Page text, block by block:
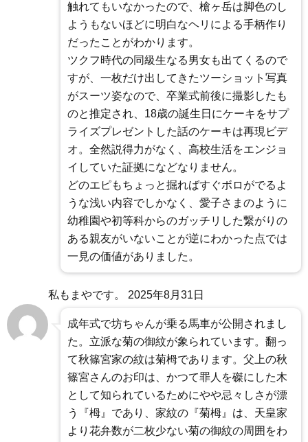
触れてもいなかったので、槍ヶ岳は脚色のし
ようもないほどに明白なヘリによる手柄作り
だったことがわかります。
ツクフ時代の同級生なる男女も出てくるので
すが、一枚だけ出してきたツーショット写真
がスーツ姿なので、卒業式前後に撮影したも
のと推定され、18歳の誕生日にケーキをサプ
ライズプレゼントした話のケーキは再現ビデ
オ。全然説得力がなく、高校生活をエンジョ
イしていた証拠になどなりません。
どのエピもちょっと掘ればすぐボロがでるよ
うな浅い内容でしかなく、愛子さまのように
幼稚園や初等科からのガッチリした繋がりの
ある親友がいないことが逆にわかった点では
一見の価値がありました。
私もまやです。 2025年8月31日
成年式で坊ちゃんが乗る馬車が公開されまし
た。立派な菊の御紋が象られています。翻っ
て秋篠宮家の紋は菊栂であります。父上の秋
篠宮さんのお印は、かつて罪人を磔にした木
として知られているためにやや忌々しさが漂
う『栂』であり、家紋の『菊栂』は、天皇家
より花弁数が二枚少ない菊の御紋の周囲をわ